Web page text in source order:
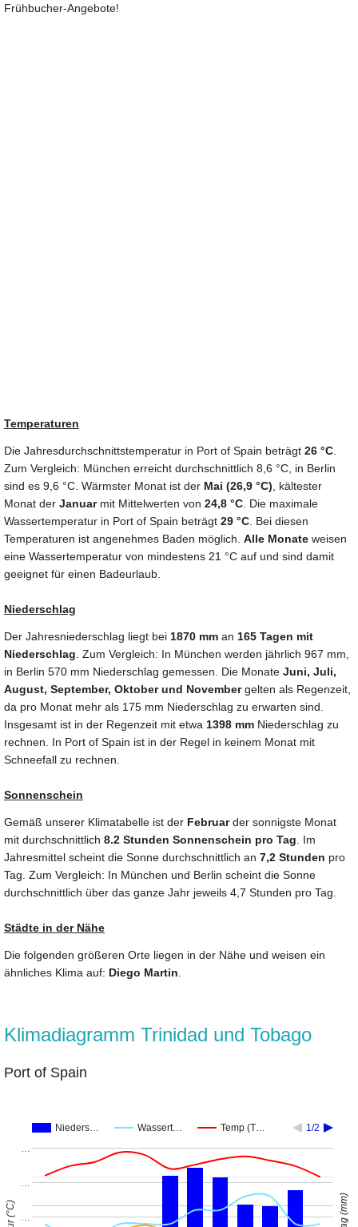
Frühbucher-Angebote!
Temperaturen
Die Jahresdurchschnittstemperatur in Port of Spain beträgt 26 °C
Zum Vergleich: München erreicht durchschnittlich 8,6 °C, in Berlin
sind es 9,6 °C. Wärmster Monat ist der Mai (26,9 °C) , kältester
Monat der Januarmit Mittelwerten von 24,8 °C . Die maximale
Wassertemperatur in Port of Spain beträgt 29 °C . Bei diesen
Temperaturen ist angenehmes Baden möglich. Alle Monate weisen
eine Wassertemperatur von mindestens 21 °C auf und sind damit
geeignet für einen Badeurlaub.
Niederschlag
Der Jahresniederschlag liegt bei 1870 mm an 165 Tagen mit
Niederschlag . Zum Vergleich: In München werden jährlich 967 mm,
in Berlin 570 mm Niederschlag gemessen. Die Monate Juni, Juli,
August, September, Oktober und Novembergelten als Regenzeit,
da pro Monat mehr als 175 mm Niederschlag zu erwarten sind.
Insgesamt ist in der Regenzeit mit etwa 1398 mm Niederschlag zu
rechnen. In Port of Spain ist in der Regel in keinem Monat mit
Schneefall zu rechnen.
Sonnenschein
Gemäß unserer Klimatabelle ist der Februarder sonnigste Monat
mit durchschnittlich 8.2 Stunden Sonnenschein pro Tag . Im
Jahresmittel scheint die Sonne durchschnittlich an 7,2 Stunden pro
Tag. Zum Vergleich: In München und Berlin scheint die Sonne
durchschnittlich über das ganze Jahr jeweils 4,7 Stunden pro Tag.
Städte in der Nähe
Die folgenden größeren Orte liegen in der Nähe und weisen ein
ähnliches Klima auf: Diego Martin
Klimadiagramm Trinidad und Tobago
Port of Spain
Nieders… Wassert… Temp (T… 1/2